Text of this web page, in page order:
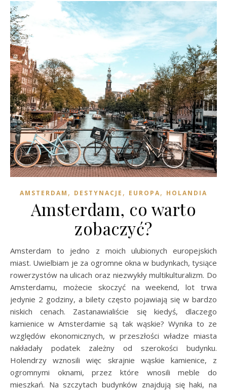
AMSTERDAM , DESTYNACJE , EUROPA, HOLANDIA
Amsterdam, co warto
zobaczyć?
Amsterdam to jedno z moich ulubionych europejskich
miast. Uwielbiam je za ogromne okna w budynkach, tysiące
rowerzystów na ulicach oraz niezwykły multikulturalizm. Do
Amsterdamu, możecie skoczyć na weekend, lot trwa
jedynie 2 godziny, a bilety często pojawiają się w bardzo
niskich cenach. Zastanawialiście się kiedyś, dlaczego
kamienice w Amsterdamie są tak wąskie? Wynika to ze
względów ekonomicznych, w przeszłości władze miasta
nakładały podatek zależny od szerokości budynku.
Holendrzy wznosili więc skrajnie wąskie kamienice, z
ogromnymi oknami, przez które wnosili meble do
mieszkań. Na szczytach budynków znajdują się haki, na